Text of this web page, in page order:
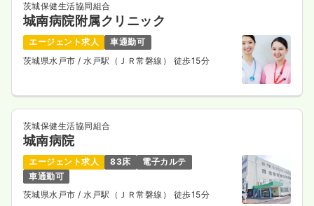
茨城保健生活協同組合
城南病院附属クリニック
エージェント求人
車通勤可
茨城県水戸市 / 水戸駅（ＪＲ常磐線） 徒歩15分
茨城保健生活協同組合
城南病院
エージェント求人 83床
電子カルテ
車通勤可
茨城県水戸市/ 水戸駅（ＪＲ常磐線） 徒歩15分